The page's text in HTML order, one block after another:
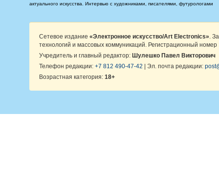
актуального искусства. Интервью с художниками, писателями, футурологами
Сетевое издание «Электронное искусство/Art Electronics» .
технологий и массовых коммуникаций. Регистрационный
Учредитель и главный редактор: Шулешко Павел Викторович
Телефон редакции: +7 812 490-47-42 | Эл. почта редакции:
Возрастная категория: 18+